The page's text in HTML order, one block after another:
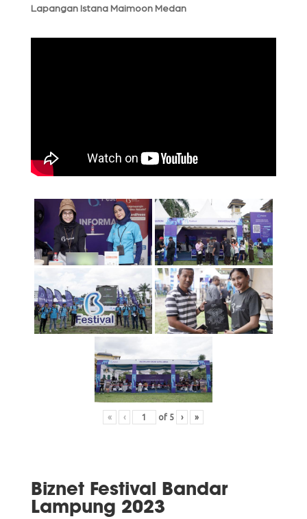
Lapangan Istana Maimoon Medan
« ‹ of 5 › »
Biznet Festival Bandar
Lampung 2023